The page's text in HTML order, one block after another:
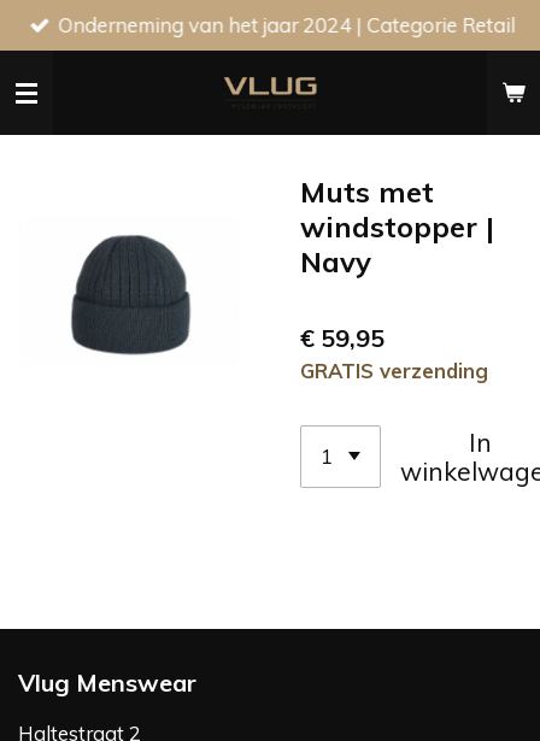
Ga
direct
naar
Onderneming van het jaar 2024 | Categorie Retail
Muts met
windstopper |
Navy
€ 59,95
GRATIS verzending
In
Vlug Menswear
Haltestraat 2